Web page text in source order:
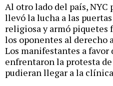
Al otro lado del país,
llevó la lucha a las
religiosa y armó piquetes
los oponentes al derecho
Los manifestantes a
enfrentaron la protesta
pudieran llegar a la